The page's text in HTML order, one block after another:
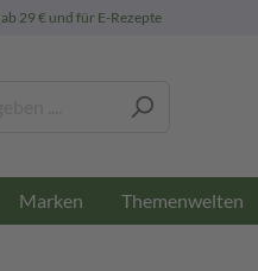
ab 29 € und für E-Rezepte
Marken Themenwelten